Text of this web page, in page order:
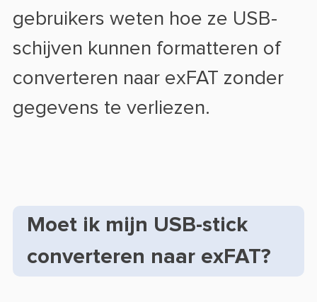
gebruikers weten hoe ze USB-
schijven kunnen formatteren of
converteren naar exFAT zonder
gegevens te verliezen.
Moet ik mijn USB-stick
converteren naar exFAT?